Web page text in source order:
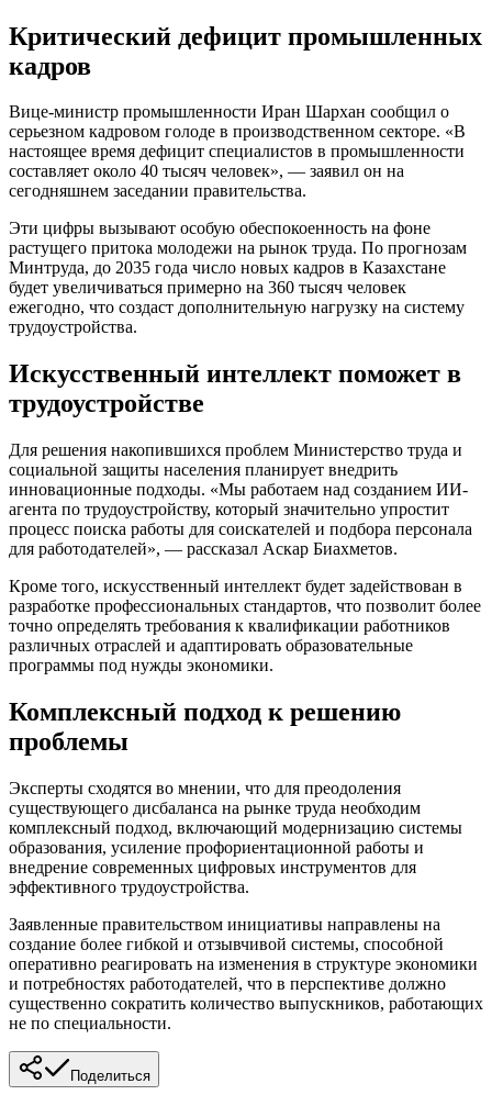
Критический дефицит промышленных
кадров
Вице-министр промышленности Иран Шархан сообщил о
серьезном кадровом голоде в производственном секторе. «В
настоящее время дефицит специалистов в промышленности
составляет около 40 тысяч человек», — заявил он на
сегодняшнем заседании правительства.
Эти цифры вызывают особую обеспокоенность на фоне
растущего притока молодежи на рынок труда. По прогнозам
Минтруда, до 2035 года число новых кадров в Казахстане
будет увеличиваться примерно на 360 тысяч человек
ежегодно, что создаст дополнительную нагрузку на систему
трудоустройства.
Искусственный интеллект поможет в
трудоустройстве
Для решения накопившихся проблем Министерство труда и
социальной защиты населения планирует внедрить
инновационные подходы. «Мы работаем над созданием ИИ-
агента по трудоустройству, который значительно упростит
процесс поиска работы для соискателей и подбора персонала
для работодателей», — рассказал Аскар Биахметов.
Кроме того, искусственный интеллект будет задействован в
разработке профессиональных стандартов, что позволит более
точно определять требования к квалификации работников
различных отраслей и адаптировать образовательные
программы под нужды экономики.
Комплексный подход к решению
проблемы
Эксперты сходятся во мнении, что для преодоления
существующего дисбаланса на рынке труда необходим
комплексный подход, включающий модернизацию системы
образования, усиление профориентационной работы и
внедрение современных цифровых инструментов для
эффективного трудоустройства.
Заявленные правительством инициативы направлены на
создание более гибкой и отзывчивой системы, способной
оперативно реагировать на изменения в структуре экономики
и потребностях работодателей, что в перспективе должно
существенно сократить количество выпускников, работающих
не по специальности.
Поделиться